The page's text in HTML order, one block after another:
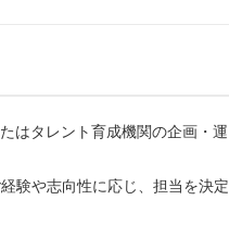
はタレント育成機関の企画・運
験や志向性に応じ、担当を決定